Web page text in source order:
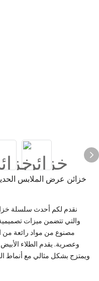
خزائن عرض الملابس
نقدم لكم أحدث سلسلة
والتي تتضمن ميزات
مصنوع من مواد رائعة من
وعصرية. يقدم الطلاء
ويمتزج بشكل مثالي مع أنماط